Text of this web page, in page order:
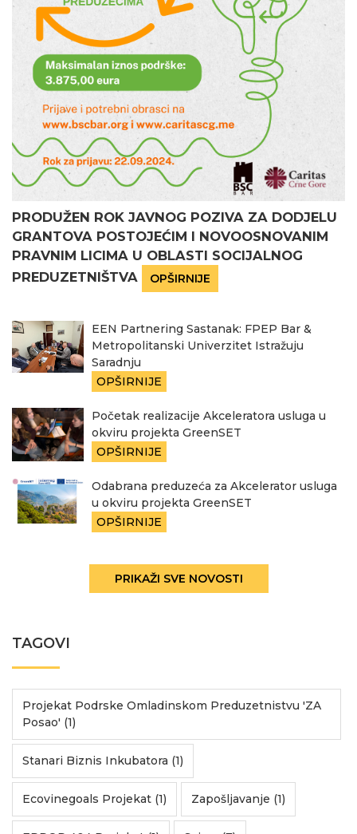
PRODUŽEN ROK JAVNOG POZIVA ZA DODJELU
GRANTOVA POSTOJEĆIM I NOVOOSNOVANIM
PRAVNIM LICIMA U OBLASTI SOCIJALNOG
PREDUZETNIŠTVA
OPŠIRNIJE
EEN Partnering Sastanak: FPEP Bar &
Metropolitanski Univerzitet Istražuju
Saradnju
OPŠIRNIJE
Početak realizacije Akceleratora usluga u
okviru projekta GreenSET
OPŠIRNIJE
Odabrana preduzeća za Akcelerator usluga
u okviru projekta GreenSET
OPŠIRNIJE
PRIKAŽI SVE NOVOSTI
TAGOVI
Projekat Podrske Omladinskom Preduzetnistvu 'ZA
Posao' (1)
Stanari Biznis Inkubatora (1)
Ecovinegoals Projekat (1) Zapošljavanje (1)